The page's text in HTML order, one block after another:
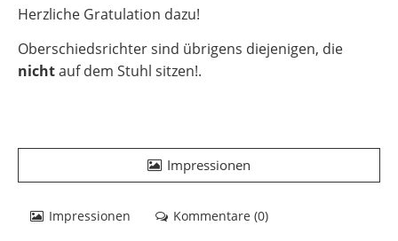
Herzliche Gratulation dazu!
Oberschiedsrichter sind übrigens diejenigen, die
nichtauf dem Stuhl sitzen!.
Impressionen
Impressionen Kommentare (0)